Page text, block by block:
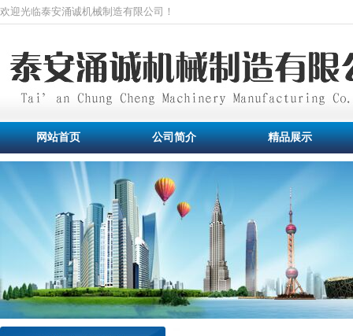
欢迎光临泰安涌诚机械制造有限公司！
网站首页 公司简介 精品展示